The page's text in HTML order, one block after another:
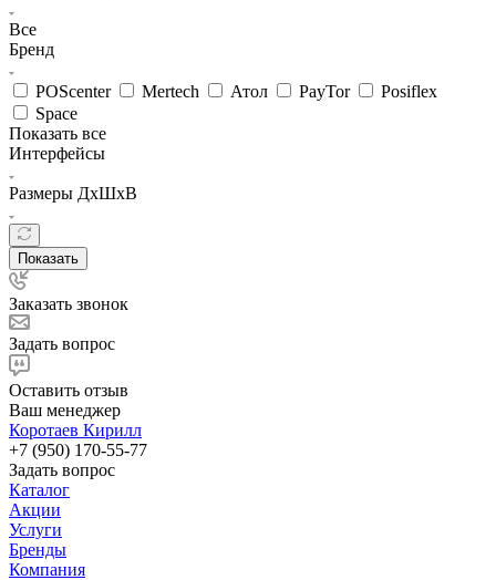
Все
Бренд
POScenter Mertech Атол PayTor
Posiflex
Space
Показать все
Интерфейсы
Размеры ДхШхВ
Показать
Заказать звонок
Задать вопрос
Оставить отзыв
Ваш менеджер
Коротаев Кирилл
+7 (950) 170-55-77
Задать вопрос
Каталог
Акции
Услуги
Бренды
Компания